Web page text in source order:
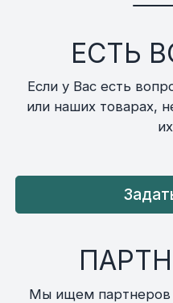
ЕСТЬ
Если у Вас есть
или наших товарах,
Мы ищем партнеров